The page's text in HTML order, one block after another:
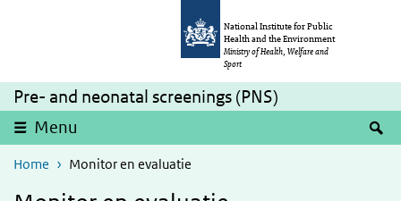
National Institute for Public
Health and the Environment
Ministry of Health, Welfare and
Sport
Pre- and neonatal screenings (PNS)
Menu
Home Monitor en evaluatie